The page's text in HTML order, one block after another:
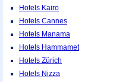
Hotels Kairo
Hotels Cannes
Hotels Manama
Hotels Hammamet
Hotels Zürich
Hotels Nizza